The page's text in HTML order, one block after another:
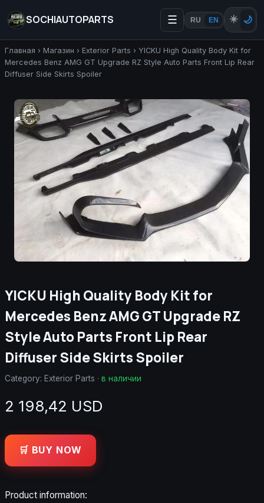
SOCHIAUTOPARTS ☰ RU EN ☀️ 🌙
Главная › Магазин › Exterior Parts › YICKU High Quality Body Kit for
Mercedes Benz AMG GT Upgrade RZ Style Auto Parts Front Lip Rear
Diffuser Side Skirts Spoiler
YICKU High Quality Body Kit for
Mercedes Benz AMG GT Upgrade RZ
Style Auto Parts Front Lip Rear
Diffuser Side Skirts Spoiler
Category: Exterior Parts · в наличии
2 198,42 USD
🛒 BUY NOW
Product information: